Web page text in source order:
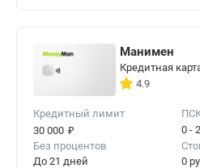
Манимен
Кредитная
4.9
Кредитный лимит
30 000 ₽
0 -
Без процентов
До 21 дней
0